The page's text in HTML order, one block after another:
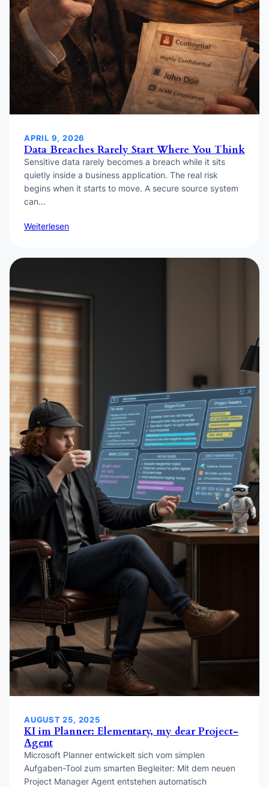
APRIL 9, 2026
Data Breaches Rarely Start Where You Think
Sensitive data rarely becomes a breach while it sits
quietly inside a business application. The real risk
begins when it starts to move. A secure source system
can…
Weiterlesen
AUGUST 25, 2025
KI im Planner: Elementary, my dear Project-
Agent
Microsoft Planner entwickelt sich vom simplen
Aufgaben-Tool zum smarten Begleiter: Mit dem neuen
Project Manager Agent entstehen automatisch